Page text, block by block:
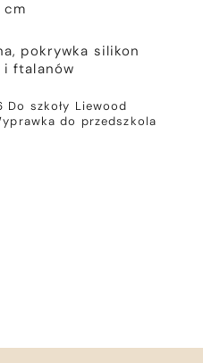
cm
pokrywka silikon
i ftalanów
Do szkoły Liewood
do przedszkola